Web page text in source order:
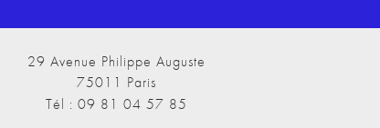
29 Avenue Philippe Auguste
75011 Paris
Tél : 09 81 04 57 85